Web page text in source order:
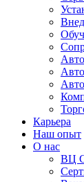
Карьера
Наш опыт
О нас
ВЦ